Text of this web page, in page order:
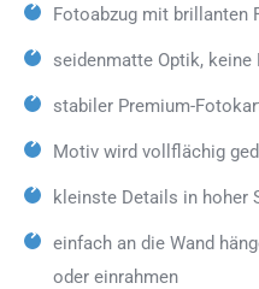
Fotoabzug mit brillanten
seidenmatte Optik, keine
stabiler Premium-
Motiv wird vollflächig
kleinste Details in hoher
einfach an die Wand
oder einrahmen